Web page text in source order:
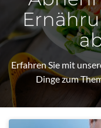
Erfahren Sie mit
Dinge zum